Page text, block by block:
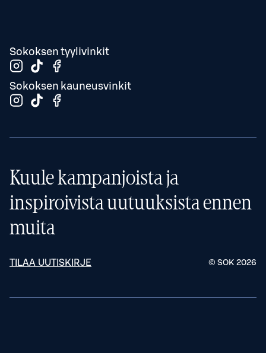
Sokoksen tyylivinkit
Sokoksen kauneusvinkit
Kuule kampanjoista ja
inspiroivista uutuuksista ennen
muita
TILAA UUTISKIRJE © SOK 2026